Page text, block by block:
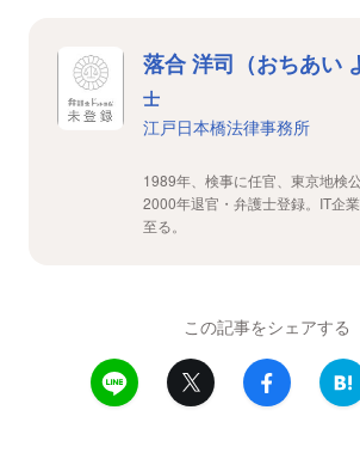
落合 洋司（おちあい
士
江戸日本橋法律事務所
1989年、検事に任官、東京地検
2000年退官・弁護士登録。IT企
至る。
この記事をシェアする